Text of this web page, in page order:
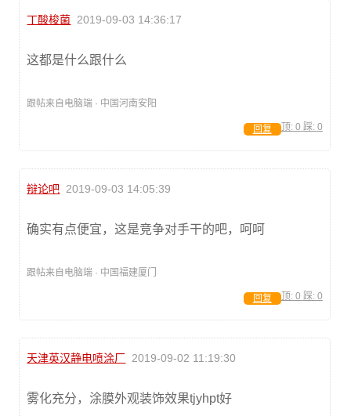
丁酸梭菌 2019-09-03 14:36:17
这都是什么跟什么
跟帖来自电脑端 · 中国河南安阳
顶: 0 踩: 0
回复
辩论吧 2019-09-03 14:05:39
确实有点便宜，这是竞争对手干的吧，呵呵
跟帖来自电脑端 · 中国福建厦门
顶: 0 踩: 0
回复
天津英汉静电喷涂厂 2019-09-02 11:19:30
雾化充分，涂膜外观装饰效果tjyhpt好